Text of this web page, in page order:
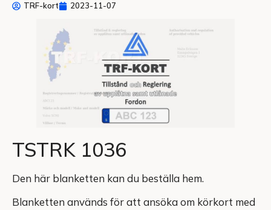
TRF-kort 2023-11-07
TSTRK 1036
Den här blanketten kan du beställa hem.
Blanketten används för att ansöka om körkort med